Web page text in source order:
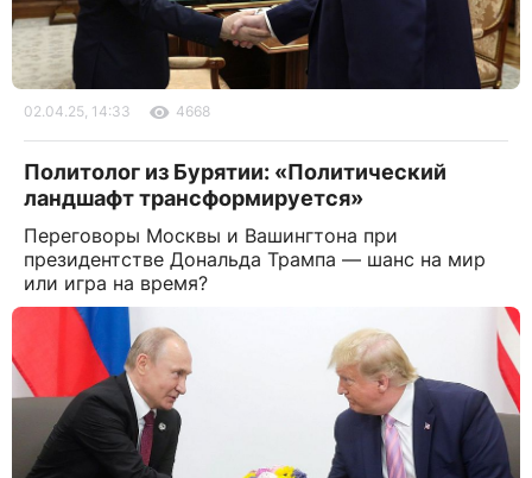
02.04.25, 14:33 4668
Политолог из Бурятии: «Политический
ландшафт трансформируется»
Переговоры Москвы и Вашингтона при
президентстве Дональда Трампа — шанс на мир
или игра на время?